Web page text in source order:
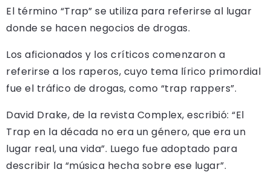
El término “Trap” se utiliza para referirse al lugar
donde se hacen negocios de drogas.
Los aficionados y los críticos comenzaron a
referirse a los raperos, cuyo tema lírico primordial
fue el tráfico de drogas, como “trap rappers”.
David Drake, de la revista Complex, escribió: “El
Trap en la década no era un género, que era un
lugar real, una vida”. Luego fue adoptado para
describir la “música hecha sobre ese lugar”.